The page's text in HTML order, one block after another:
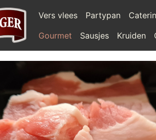
Vers vlees Partypan
Gourmet
Sausjes Kruiden